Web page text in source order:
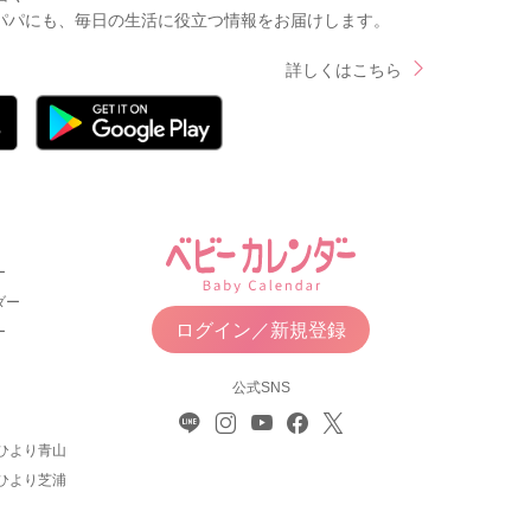
にも、毎日の生活に役立つ情報をお届けします。
詳しくはこちら
ー
より青山
より芝浦
ログイン／新規登録
公式SNS